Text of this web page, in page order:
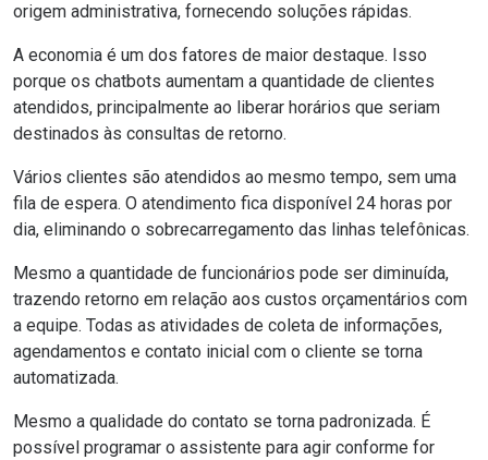
origem administrativa, fornecendo soluções rápidas.
A economia é um dos fatores de maior destaque. Isso
porque os chatbots aumentam a quantidade de clientes
atendidos, principalmente ao liberar horários que seriam
destinados às consultas de retorno.
Vários clientes são atendidos ao mesmo tempo, sem uma
fila de espera. O atendimento fica disponível 24 horas por
dia, eliminando o sobrecarregamento das linhas telefônicas.
Mesmo a quantidade de funcionários pode ser diminuída,
trazendo retorno em relação aos custos orçamentários com
a equipe. Todas as atividades de coleta de informações,
agendamentos e contato inicial com o cliente se torna
automatizada.
Mesmo a qualidade do contato se torna padronizada. É
possível programar o assistente para agir conforme for